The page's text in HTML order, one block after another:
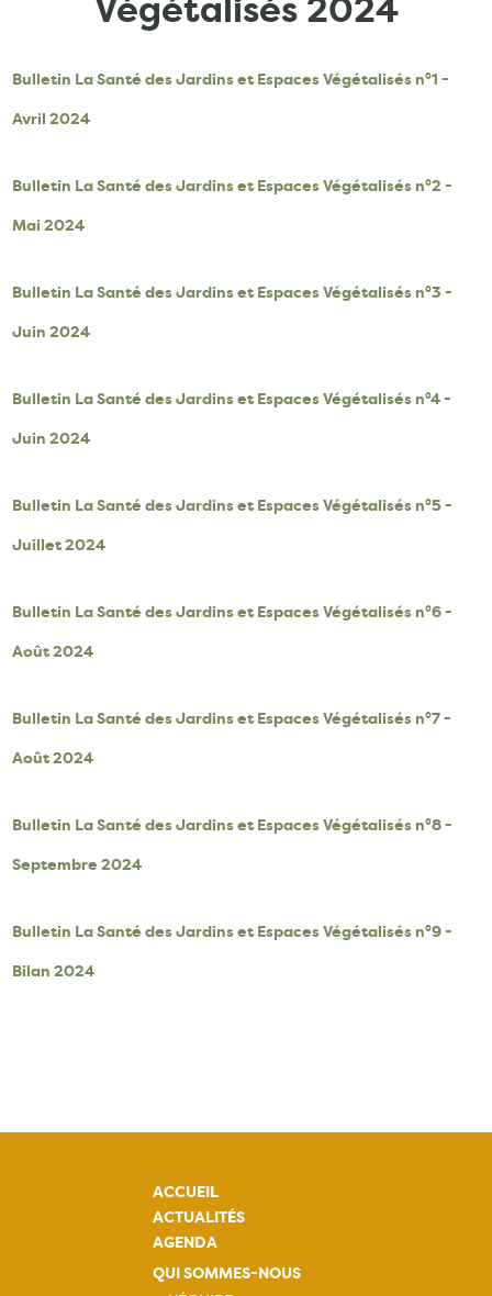
Végétalisés 2024
Bulletin La Santé des Jardins et Espaces Végétalisés n°1 -
Avril 2024
Bulletin La Santé des Jardins et Espaces Végétalisés n°2 -
Mai 2024
Bulletin La Santé des Jardins et Espaces Végétalisés n°3 -
Juin 2024
Bulletin La Santé des Jardins et Espaces Végétalisés n°4 -
Juin 2024
Bulletin La Santé des Jardins et Espaces Végétalisés n°5 -
Juillet 2024
Bulletin La Santé des Jardins et Espaces Végétalisés n°6 -
Août 2024
Bulletin La Santé des Jardins et Espaces Végétalisés n°7 -
Août 2024
Bulletin La Santé des Jardins et Espaces Végétalisés n°8 -
Septembre 2024
Bulletin La Santé des Jardins et Espaces Végétalisés n°9 -
Bilan 2024
ACCUEIL
ACTUALITÉS
AGENDA
QUI SOMMES-NOUS